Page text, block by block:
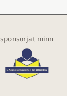
sponsorjat minn